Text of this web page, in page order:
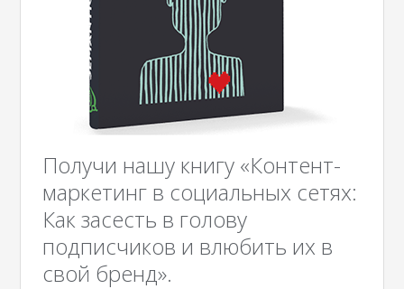
Получи нашу книгу «Контент-
маркетинг в социальных сетях:
Как засесть в голову
подписчиков и влюбить их в
свой бренд».